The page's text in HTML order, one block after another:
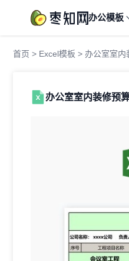
办公模板
首页 > Excel模板 > 办公室室内
办公室室内装修预